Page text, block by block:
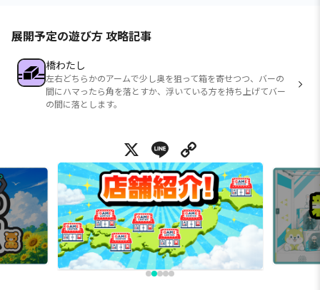
展開予定の遊び方 攻略記事
橋わたし
左右どちらかのアームで少し奥を狙って箱を寄せつつ、バーの
間にハマったら角を落とすか、浮いている方を持ち上げてバー
の間に落とします。
X Line